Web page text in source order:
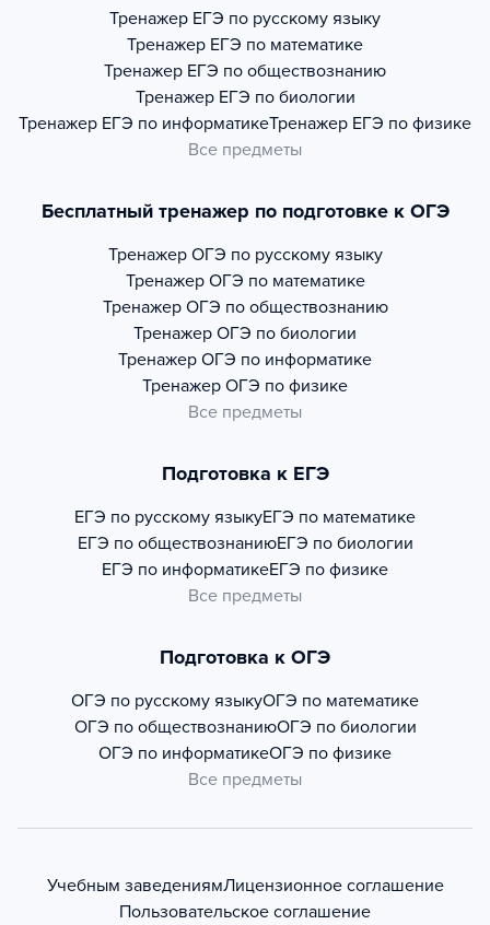
Тренажер ЕГЭ по русскому языку
Тренажер ЕГЭ по математике
Тренажер ЕГЭ по обществознанию
Тренажер ЕГЭ по биологии
Тренажер ЕГЭ по информатикеТренажер ЕГЭ по физике
Все предметы
Бесплатный тренажер по подготовке к ОГЭ
Тренажер ОГЭ по русскому языку
Тренажер ОГЭ по математике
Тренажер ОГЭ по обществознанию
Тренажер ОГЭ по биологии
Тренажер ОГЭ по информатике
Тренажер ОГЭ по физике
Все предметы
Подготовка к ЕГЭ
ЕГЭ по русскому языкуЕГЭ по математике
ЕГЭ по обществознаниюЕГЭ по биологии
ЕГЭ по информатикеЕГЭ по физике
Все предметы
Подготовка к ОГЭ
ОГЭ по русскому языкуОГЭ по математике
ОГЭ по обществознаниюОГЭ по биологии
ОГЭ по информатикеОГЭ по физике
Все предметы
Учебным заведениямЛицензионное соглашение
Пользовательское соглашение